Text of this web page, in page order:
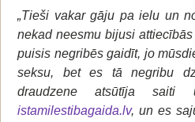
„Tieši vakar gāju pa ielu un
nekad neesmu bijusi
puisis negribēs gaidīt, jo
seksu, bet es tā negribu
draudzene atsūtīja
istamilestibagaida.lv, un es